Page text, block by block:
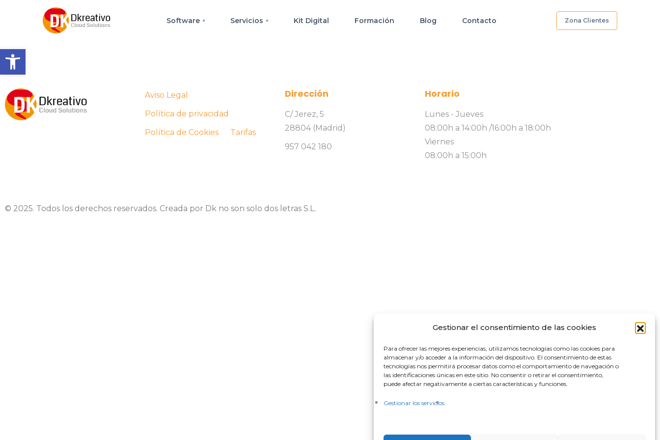
Abrir barra de herramientas
Gestionar el consentimiento de las cookies
Para ofrecer las mejores experiencias, utilizamos tecnologías como las cookies para
almacenar y/o acceder a la información del dispositivo. El consentimiento de estas
tecnologías nos permitirá procesar datos como el comportamiento de navegación o
las identificaciones únicas en este sitio. No consentir o retirar el consentimiento,
puede afectar negativamente a ciertas características y funciones.
Gestionar los servicios
Software Servicios Kit Digital Formación Blog Contacto Zona Clientes
Aviso Legal
Política de privacidad
Política de Cookies
Tarifas
Dirección
C/ Jerez, 5
28804 (Madrid)
957 042 180
Horario
Lunes - Jueves
08:00h a 14:00h /16:00h a 18:00h
Viernes
08:00h a 15:00h
© 2025. Todos los derechos reservados. Creada por Dk no son solo dos letras S.L.